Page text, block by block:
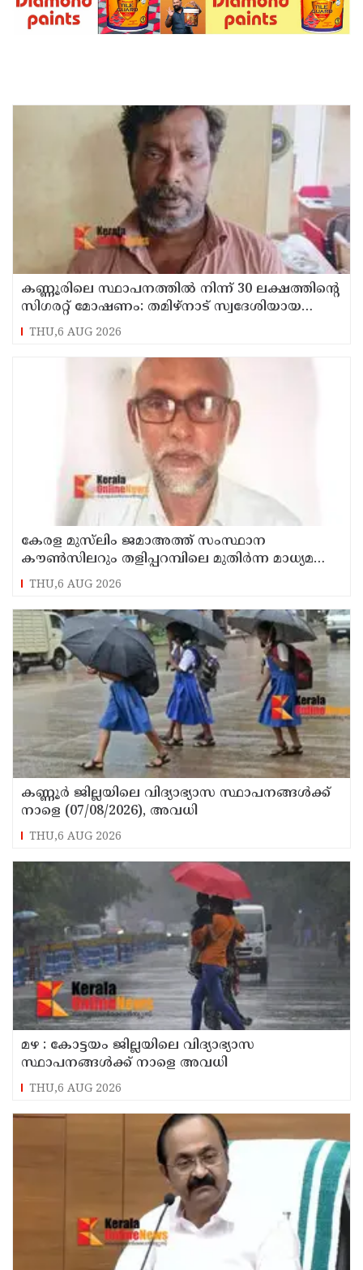
കണ്ണൂരിലെ സ്ഥാപനത്തിൽ നിന്ന് 30 ലക്ഷത്തിന്റെ
സിഗരറ്റ് മോഷണം: തമിഴ്‌നാട് സ്വദേശിയായ
സെയിൽസ്മാൻ തെങ്കാശിയിൽ പിടിയിൽ
THU,6 AUG 2026
കേരള മുസ്‌ലിം ജമാഅത്ത് സംസ്ഥാന
കൗൺസിലറും തളിപ്പറമ്പിലെ മുതിർന്ന മാധ്യമ
പ്രവർത്തകനുമായ ബി എ അലി മൊഗ്രാൽ
നിര്യാതനായി
THU,6 AUG 2026
കണ്ണൂർ ജില്ലയിലെ വിദ്യാഭ്യാസ സ്ഥാപനങ്ങള്‍ക്ക്
നാളെ (07/08/2026), അവധി
THU,6 AUG 2026
മഴ : കോട്ടയം ജില്ലയിലെ വിദ്യാഭ്യാസ
സ്ഥാപനങ്ങൾക്ക് നാളെ അവധി
THU,6 AUG 2026